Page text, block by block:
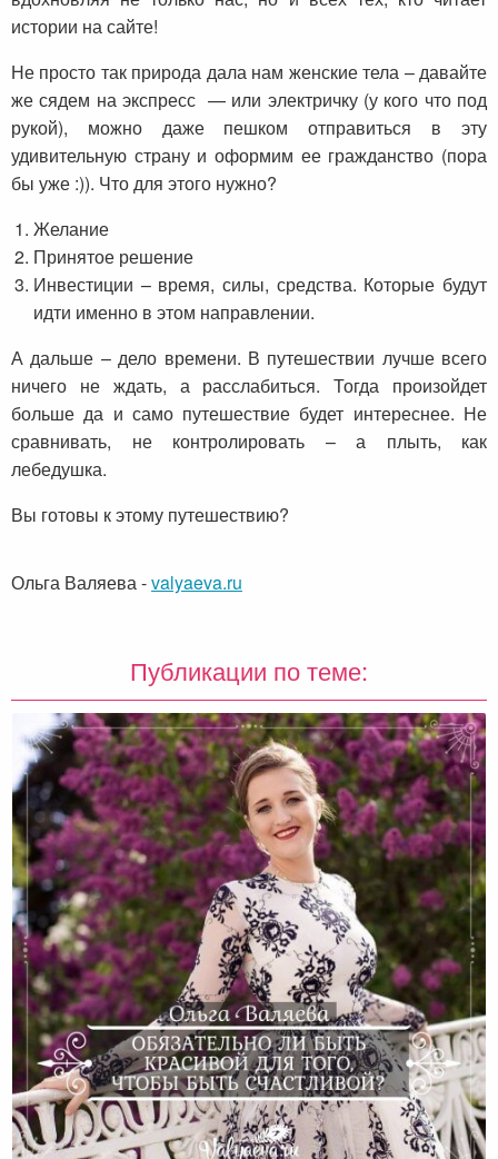
истории на сайте!
Не просто так природа дала нам женские тела – давайте
же сядем на экспресс — или электричку (у кого что под
рукой), можно даже пешком отправиться в эту
удивительную страну и оформим ее гражданство (пора
бы уже :)). Что для этого нужно?
Желание
Принятое решение
Инвестиции – время, силы, средства. Которые будут
идти именно в этом направлении.
А дальше – дело времени. В путешествии лучше всего
ничего не ждать, а расслабиться. Тогда произойдет
больше да и само путешествие будет интереснее. Не
сравнивать, не контролировать – а плыть, как
лебедушка.
Вы готовы к этому путешествию?
Ольга Валяева-valyaeva.ru
Публикации по теме:
Обязательно Ли Быть Красивой Для Того, Чтобы